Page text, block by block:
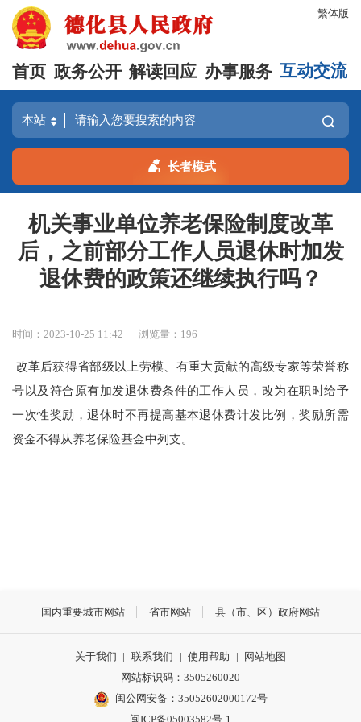
繁体版
首页 政务公开 解读回应 办事服务 互动交流
长者模式
机关事业单位养老保险制度改革
后，之前部分工作人员退休时加发
退休费的政策还继续执行吗？
时间：2023-10-25 11:42 浏览量： 196
改革后获得省部级以上劳模、有重大贡献的高级专家等荣誉称
号以及符合原有加发退休费条件的工作人员，改为在职时给予
一次性奖励，退休时不再提高基本退休费计发比例，奖励所需
资金不得从养老保险基金中列支。
国内重要城市网站 省市网站 县（市、区）政府网站
关于我们 | 联系我们 | 使用帮助 |
网站地图
网站标识码：3505260020
闽公网安备：35052602000172号
闽ICP备05003582号-1